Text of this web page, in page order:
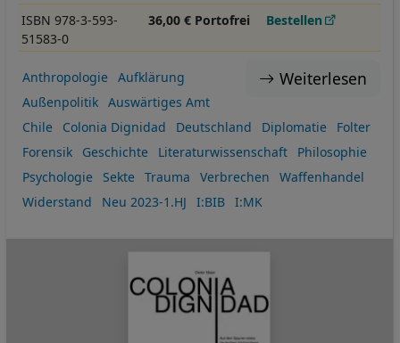
ISBN 978-3-593-
51583-0
36,00 € Portofrei Bestellen
Weiterlesen
Anthropologie
Aufklärung
Außenpolitik
Auswärtiges Amt
Chile
Colonia Dignidad Deutschland Diplomatie
Folter
Forensik
Geschichte Literaturwissenschaft
Philosophie
Psychologie
Sekte Trauma Verbrechen
Waffenhandel
Widerstand
Neu 2023-1.HJ I:BIB I:MK